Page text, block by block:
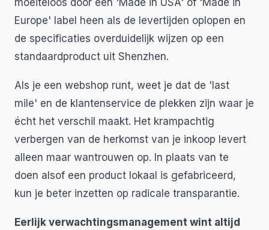
moeiteloos door een 'Made in USA' of 'Made in
Europe' label heen als de levertijden oplopen en
de specificaties overduidelijk wijzen op een
standaardproduct uit Shenzhen.
Als je een webshop runt, weet je dat de 'last
mile' en de klantenservice de plekken zijn waar je
écht het verschil maakt. Het krampachtig
verbergen van de herkomst van je inkoop levert
alleen maar wantrouwen op. In plaats van te
doen alsof een product lokaal is gefabriceerd,
kun je beter inzetten op radicale transparantie.
Eerlijk verwachtingsmanagement wint altijd